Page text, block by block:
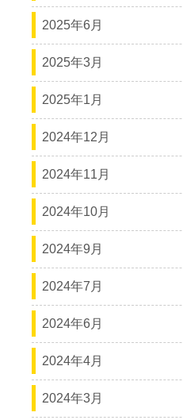
2025年6月
2025年3月
2025年1月
2024年12月
2024年11月
2024年10月
2024年9月
2024年7月
2024年6月
2024年4月
2024年3月